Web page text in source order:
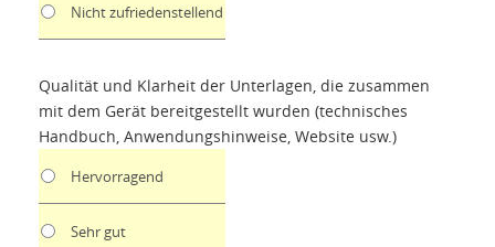
Nicht zufriedenstellend
Qualität und Klarheit der Unterlagen, die zusammen
mit dem Gerät bereitgestellt wurden (technisches
Handbuch, Anwendungshinweise, Website usw.)
Hervorragend
Sehr gut